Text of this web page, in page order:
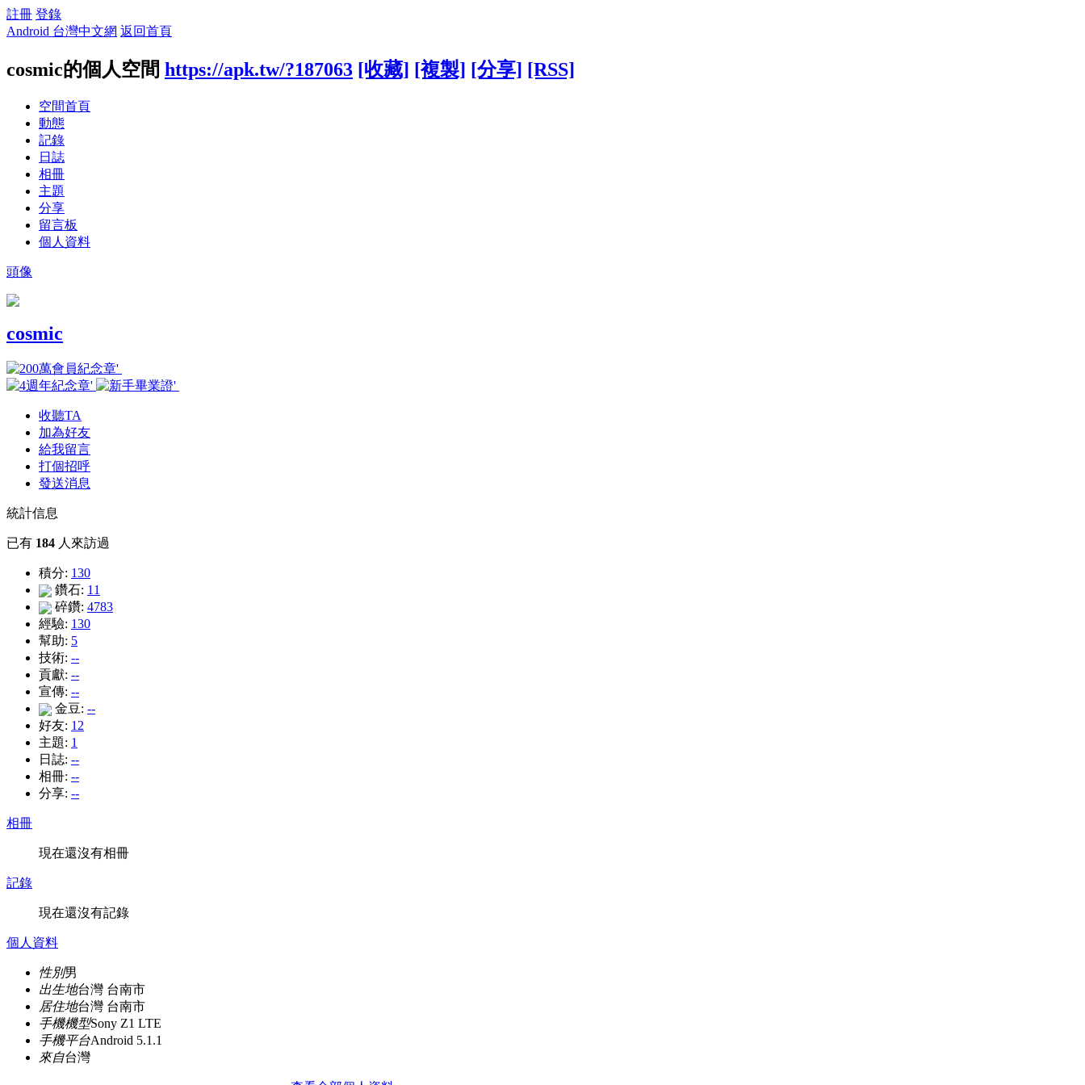
註冊 登錄
Android 台灣中文網 返回首頁
cosmic的個人空間 https://apk.tw/?187063 [收藏] [複製] [分享] [RSS]
空間首頁
動態
記錄
日誌
相冊
主題
分享
留言板
個人資料
頭像
cosmic
收聽TA
加為好友
給我留言
打個招呼
發送消息
統計信息
已有 184 人來訪過
積分: 130
鑽石: 11
碎鑽: 4783
經驗: 130
幫助: 5
技術: --
貢獻: --
宣傳: --
金豆: --
好友: 12
主題: 1
日誌: --
相冊: --
分享: --
相冊
現在還沒有相冊
記錄
現在還沒有記錄
個人資料
性別男
出生地台灣 台南市
居住地台灣 台南市
手機機型Sony Z1 LTE
手機平台Android 5.1.1
來自台灣